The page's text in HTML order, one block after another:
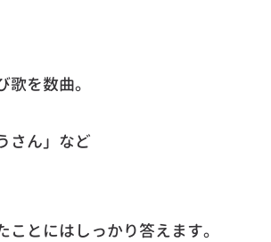
を数曲。
さん」など
とにはしっかり答えます。